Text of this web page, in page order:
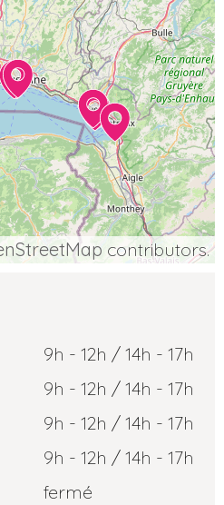
contributors.
9h - 12h / 14h - 17h
9h - 12h / 14h - 17h
9h - 12h / 14h - 17h
9h - 12h / 14h - 17h
fermé